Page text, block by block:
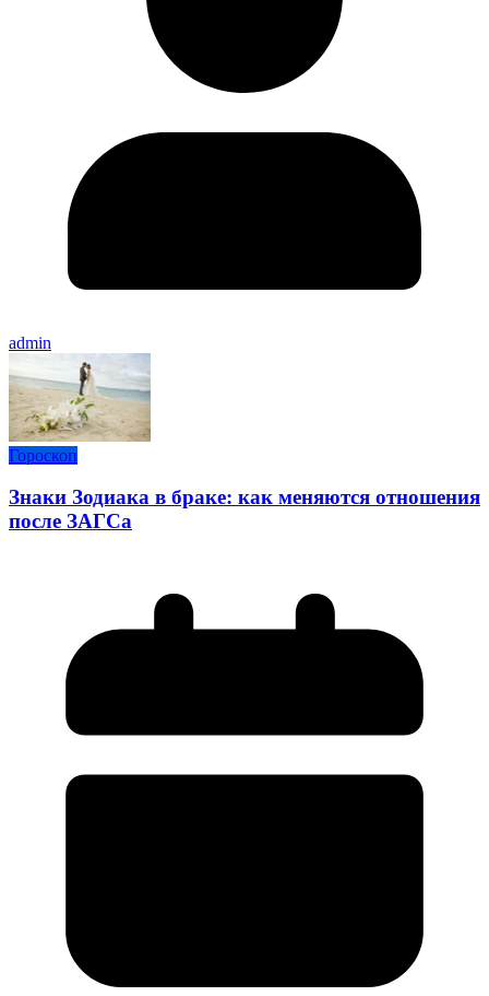
admin
Гороскоп
Знаки Зодиака в браке: как меняются отношения
после ЗАГСа